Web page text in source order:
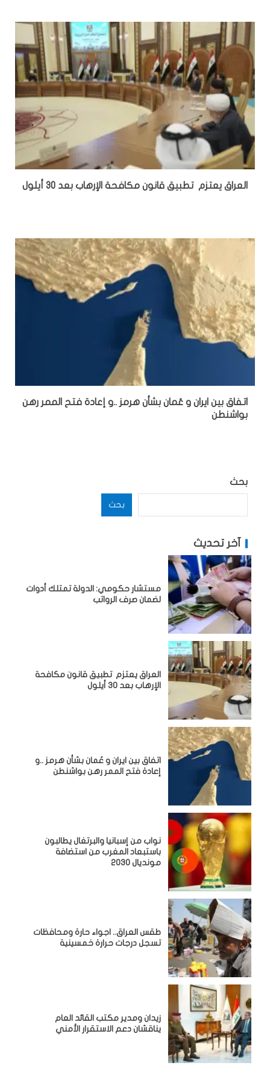
العراق يعتزم تطبيق قانون مكافحة الإرهاب بعد 30 أيلول
اتفاق بين ايران و عُمان بشأن هرمز ..و إعادة فتح الممر رهن
بواشنطن
بحث
بحث
آخر تحديث
مستشار حكومي: الدولة تمتلك أدوات
لضمان صرف الرواتب
العراق يعتزم تطبيق قانون مكافحة
الإرهاب بعد 30 أيلول
اتفاق بين ايران و عُمان بشأن هرمز ..و
إعادة فتح الممر رهن بواشنطن
نواب من إسبانيا والبرتغال يطالبون
باستبعاد المغرب من استضافة
مونديال 2030
طقس العراق.. اجواء حارة ومحافظات
تسجل درجات حرارة خمسينية
زيدان ومدير مكتب القائد العام
يناقشان دعم الاستقرار الأمني